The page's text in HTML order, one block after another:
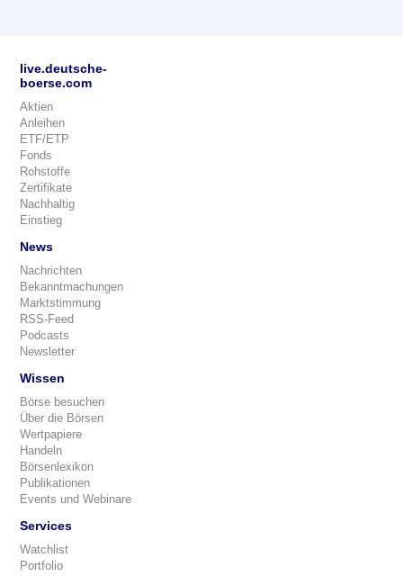
live.deutsche-
boerse.com
Aktien
Anleihen
ETF/ETP
Fonds
Rohstoffe
Zertifikate
Nachhaltig
Einstieg
News
Nachrichten
Bekanntmachungen
Marktstimmung
RSS-Feed
Podcasts
Newsletter
Wissen
Börse besuchen
Über die Börsen
Wertpapiere
Handeln
Börsenlexikon
Publikationen
Events und Webinare
Services
Watchlist
Portfolio